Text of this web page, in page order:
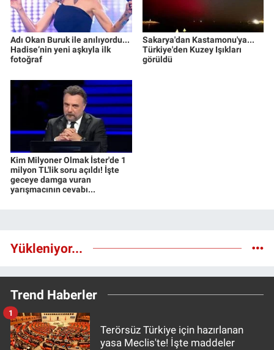
Adı Okan Buruk ile anılıyordu...
Hadise’nin yeni aşkıyla ilk
fotoğraf
Sakarya'dan Kastamonu'ya...
Türkiye'den Kuzey Işıkları
görüldü
Kim Milyoner Olmak İster'de 1
milyon TL'lik soru açıldı! İşte
geceye damga vuran
yarışmacının cevabı...
Yükleniyor...
Trend Haberler
Terörsüz Türkiye için hazırlanan
yasa Meclis'te! İşte maddeler
1